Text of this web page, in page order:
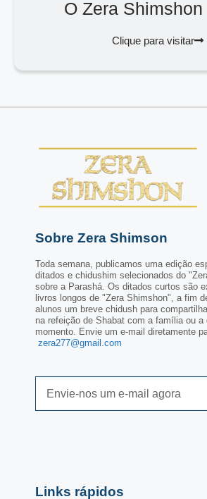
O Zera
Clique para visitar
Sobre Zera Shimson
Toda semana, publicamos uma edição
ditados e chidushim selecionados do
sobre a Parashá. Os ditados curtos são
livros longos de "Zera Shimshon", a fim
alunos um breve chidush para
na refeição de Shabat com a família ou a
momento. Envie um e-mail diretamente
zera277@gmail.com
Links rápidos